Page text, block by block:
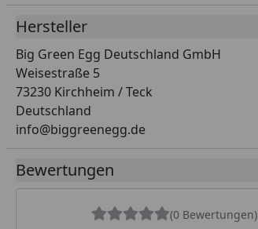
Hersteller
Big Green Egg Deutschland GmbH
Weisestraße 5
73230 Kirchheim / Teck
Deutschland
info@biggreenegg.de
Bewertungen
(0 Bewertungen)